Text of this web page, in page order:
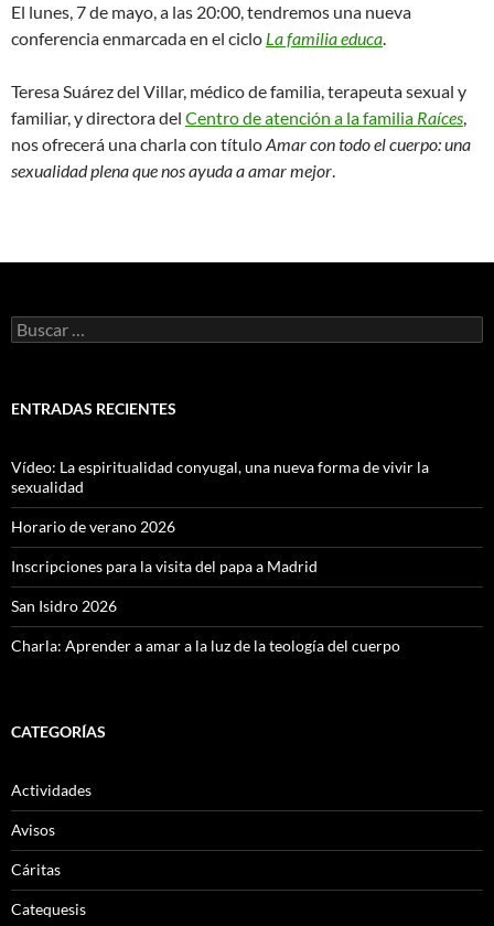
El lunes, 7 de mayo, a las 20:00, tendremos una nueva
conferencia enmarcada en el ciclo La familia educa.
Teresa Suárez del Villar, médico de familia, terapeuta sexual y
familiar, y directora del Centro de atención a la familia Raíces,
nos ofrecerá una charla con títuloAmar con todo el cuerpo: una
sexualidad plena que nos ayuda a amar mejor.
Buscar:
ENTRADAS RECIENTES
Vídeo: La espiritualidad conyugal, una nueva forma de vivir la
sexualidad
Horario de verano 2026
Inscripciones para la visita del papa a Madrid
San Isidro 2026
Charla: Aprender a amar a la luz de la teología del cuerpo
CATEGORÍAS
Actividades
Avisos
Cáritas
Catequesis